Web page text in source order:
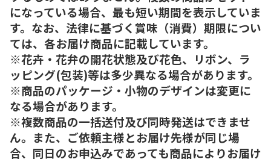
になっている場合、最も短い期間を表示していま
す。なお、法律に基づく賞味（消費）期限につい
ては、各お届け商品に記載しています。
※花卉・花弁の開花状態及び花色、リボン、ラ
ッピング(包装)等は多少異なる場合があります。
※商品のパッケージ・小物のデザインは変更に
なる場合があります。
※複数商品の一括送付及び同時発送はできませ
ん。また、ご依頼主様とお届け先様が同じ場
合、同日のお申込みであっても商品によりお届け